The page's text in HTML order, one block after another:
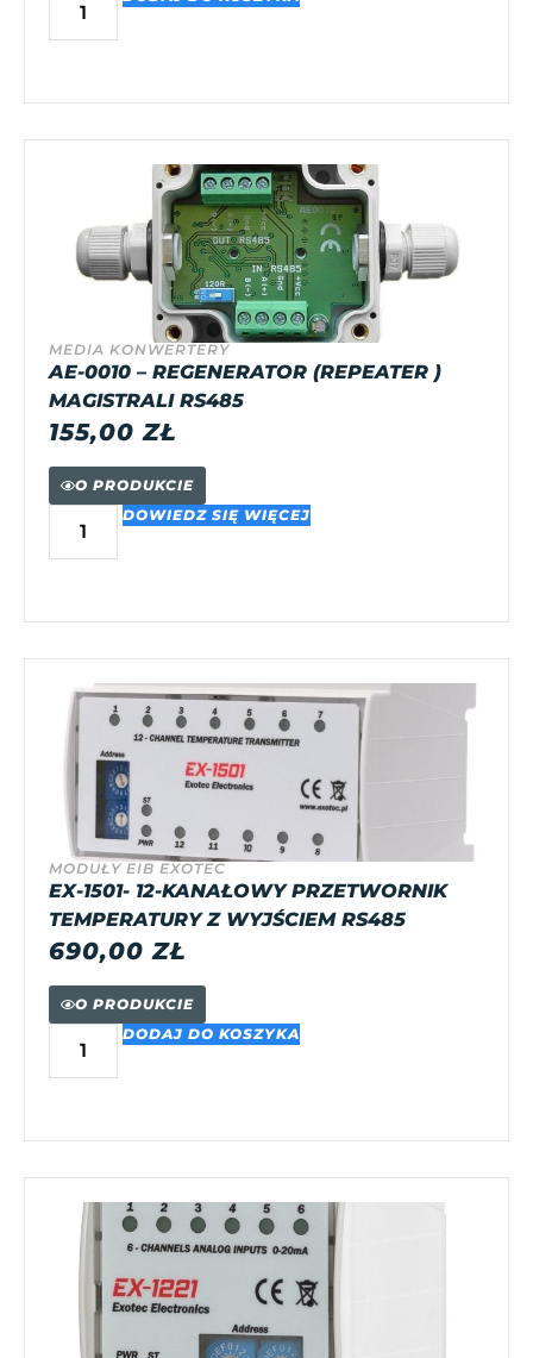
MEDIA KONWERTERY
AE-0010 – REGENERATOR (REPEATER )
MAGISTRALI RS485
155,00ZŁ
O PRODUKCIE
DOWIEDZ SIĘ WIĘCEJ
MODUŁY EIB EXOTEC
EX-1501- 12-KANAŁOWY PRZETWORNIK
TEMPERATURY Z WYJŚCIEM RS485
690,00ZŁ
O PRODUKCIE
DODAJ DO KOSZYKA